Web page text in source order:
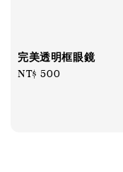
完美透明框眼鏡
Regular
NT$ 500